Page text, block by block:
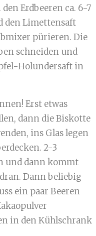
Erdbeeren ca. 6-7
den Limettensaft
pürieren. Die
schneiden und
Holundersaft in
Erst etwas
dann die Biskotte
ins Glas legen
2-3
und dann kommt
Dann beliebig
ein paar Beeren
in den Kühlschrank